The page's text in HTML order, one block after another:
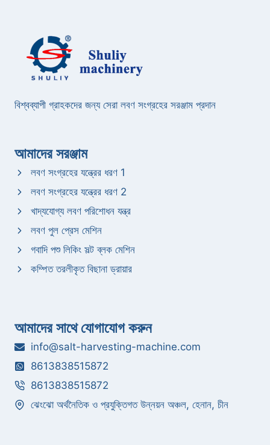
বিশ্বব্যাপী গ্রাহকদের জন্য সেরা লবণ সংগ্রহের সরঞ্জাম প্রদান
আমাদের সরঞ্জাম
লবণ সংগ্রহের যন্ত্রের ধরণ 1
লবণ সংগ্রহের যন্ত্রের ধরণ 2
খাদ্যযোগ্য লবণ পরিশোধন যন্ত্র
লবণ পুল প্রেস মেশিন
গবাদি পশু লিকিং সল্ট ব্লক মেশিন
কম্পিত তরলীকৃত বিছানা ড্রায়ার
আমাদের সাথে যোগাযোগ করুন
info@salt-harvesting-machine.com
8613838515872
8613838515872
ঝেংঝো অর্থনৈতিক ও প্রযুক্তিগত উন্নয়ন অঞ্চল, হেনান, চীন